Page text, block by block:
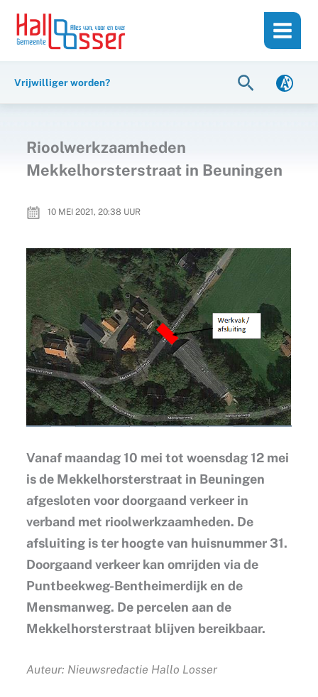
inhoud
naar
Vrijwilliger worden? Zoeken
Rioolwerkzaamheden
Mekkelhorsterstraat in Beuningen
10 MEI 2021, 20:38 UUR
Vanaf maandag 10 mei tot woensdag 12 mei
is de Mekkelhorsterstraat in Beuningen
afgesloten voor doorgaand verkeer in
verband met rioolwerkzaamheden. De
afsluiting is ter hoogte van huisnummer 31.
Doorgaand verkeer kan omrijden via de
Puntbeekweg-Bentheimerdijk en de
Mensmanweg. De percelen aan de
Mekkelhorsterstraat blijven bereikbaar.
Auteur: Nieuwsredactie Hallo Losser